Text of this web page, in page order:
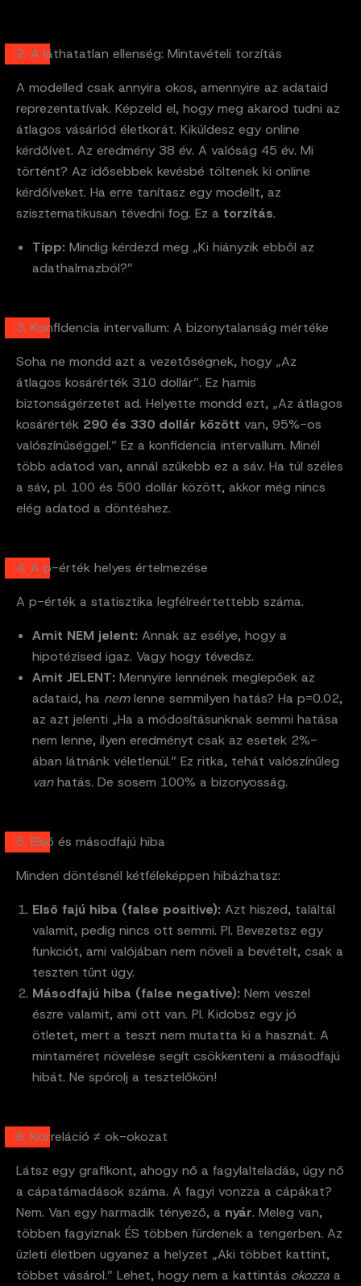
2. A láthatatlan ellenség: Mintavételi torzítás
A modelled csak annyira okos, amennyire az adataid
reprezentatívak. Képzeld el, hogy meg akarod tudni az
átlagos vásárlód életkorát. Kiküldesz egy online
kérdőívet. Az eredmény 38 év. A valóság 45 év. Mi
történt? Az idősebbek kevésbé töltenek ki online
kérdőíveket. Ha erre tanítasz egy modellt, az
szisztematikusan tévedni fog. Ez a torzítás.
Tipp: Mindig kérdezd meg „Ki hiányzik ebből az
adathalmazból?”
3. Konfidencia intervallum: A bizonytalanság mértéke
Soha ne mondd azt a vezetőségnek, hogy „Az
átlagos kosárérték 310 dollár”. Ez hamis
biztonságérzetet ad. Helyette mondd ezt, „Az átlagos
kosárérték 290 és 330 dollár között van, 95%-os
valószínűséggel.” Ez a konfidencia intervallum. Minél
több adatod van, annál szűkebb ez a sáv. Ha túl széles
a sáv, pl. 100 és 500 dollár között, akkor még nincs
elég adatod a döntéshez.
4. A p-érték helyes értelmezése
A p-érték a statisztika legfélreértettebb száma.
Amit NEM jelent: Annak az esélye, hogy a
hipotézised igaz. Vagy hogy tévedsz.
Amit JELENT: Mennyire lennének meglepőek az
adataid, ha nemlenne semmilyen hatás? Ha p=0.02,
az azt jelenti „Ha a módosításunknak semmi hatása
nem lenne, ilyen eredményt csak az esetek 2%-
ában látnánk véletlenül.” Ez ritka, tehát valószínűleg
vanhatás. De sosem 100% a bizonyosság.
5. Első és másodfajú hiba
Minden döntésnél kétféleképpen hibázhatsz:
Első fajú hiba (false positive): Azt hiszed, találtál
valamit, pedig nincs ott semmi. Pl. Bevezetsz egy
funkciót, ami valójában nem növeli a bevételt, csak a
teszten tűnt úgy.
Másodfajú hiba (false negative): Nem veszel
észre valamit, ami ott van. Pl. Kidobsz egy jó
ötletet, mert a teszt nem mutatta ki a hasznát. A
mintaméret növelése segít csökkenteni a másodfajú
hibát. Ne spórolj a tesztelőkön!
6. Korreláció ≠ ok-okozat
Látsz egy grafikont, ahogy nő a fagylalteladás, úgy nő
a cápatámadások száma. A fagyi vonzza a cápákat?
Nem. Van egy harmadik tényező, a nyár. Meleg van,
többen fagyiznak ÉS többen fürdenek a tengerben. Az
üzleti életben ugyanez a helyzet „Aki többet kattint,
többet vásárol.” Lehet, hogy nem a kattintás okozza a